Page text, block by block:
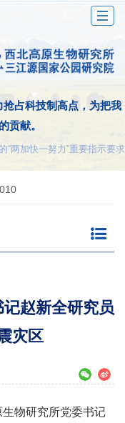
占科技制高点，为把我
贡献。
两加快一努力”重要指示要求
赵新全研究员
灾区
物研究所党委书记